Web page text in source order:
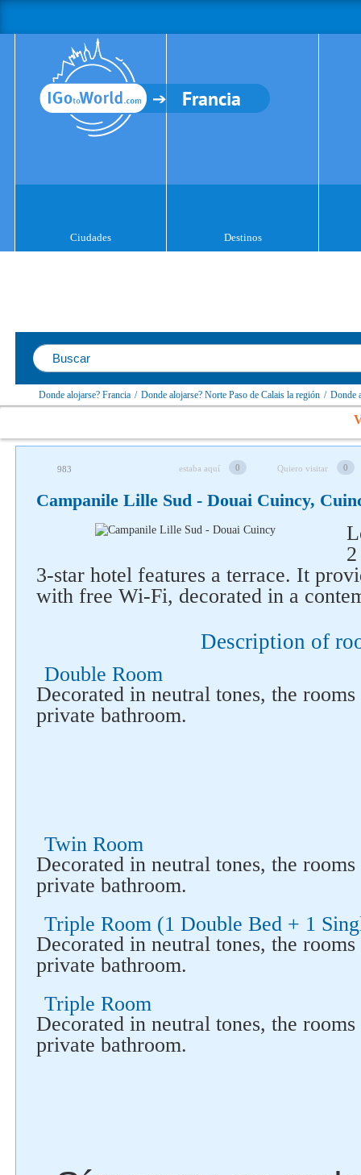
Francia
Ciudades Destinos
Donde alojarse? Francia / Donde alojarse? Norte Paso de Calais la región / Donde
983 estaba aquí 0 Quiero visitar 0
Campanile Lille Sud - Douai Cuincy,
3-star hotel features a terrace. It
with free Wi-Fi, decorated in a
Description of
Double Room
Decorated in neutral tones, the
private bathroom.
Twin Room
Decorated in neutral tones, the
private bathroom.
Triple Room (1 Double Bed + 1
Decorated in neutral tones, the
private bathroom.
Triple Room
Decorated in neutral tones, the
private bathroom.
Síguenos en redes sociales